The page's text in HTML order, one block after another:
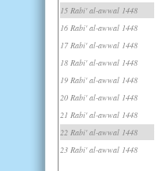
15 Rabi' al-awwal 1448
16 Rabi' al-awwal 1448
17 Rabi' al-awwal 1448
18 Rabi' al-awwal 1448
19 Rabi' al-awwal 1448
20 Rabi' al-awwal 1448
21 Rabi' al-awwal 1448
22 Rabi' al-awwal 1448
23 Rabi' al-awwal 1448